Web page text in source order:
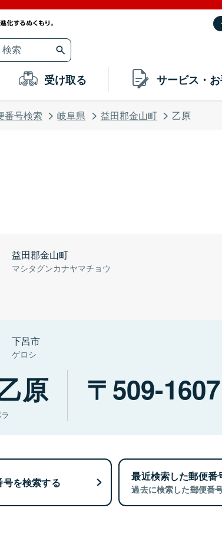
受け取る サービス・
番号検索 岐阜県 益田郡金山町 乙原
益田郡金山町
マシタグンカナヤマチョウ
下呂市
ゲロシ
原 509-1607
を検索する 最近検索した郵便番
過去に検索した郵便番